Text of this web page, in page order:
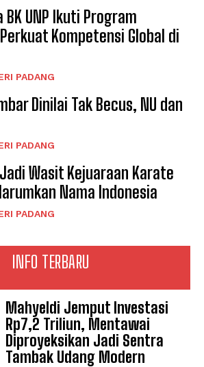
INFO TERBARU
Mahyeldi Jemput Investasi
Rp7,2 Triliun, Mentawai
Diproyeksikan Jadi Sentra
Tambak Udang Modern
BK UNP Ikuti Program
Kompetensi Global di
PADANG
Dinilai Tak Becus, NU dan
PADANG
Jadi Wasit Kejuaraan Karate
Nama Indonesia
PADANG